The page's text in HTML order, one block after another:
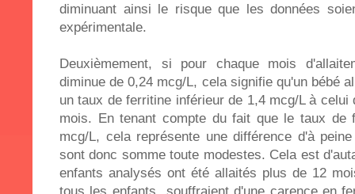
diminuant ainsi le risque que les données
expérimentale.
Deuxièmement, si pour chaque mois
diminue de 0,24 mcg/L, cela signifie qu'un bébé
un taux de ferritine inférieur de 1,4 mcg/L à celui
mois. En tenant compte du fait que le taux de
mcg/L, cela représente une différence d'à
sont donc somme toute modestes. Cela est
enfants analysés ont été allaités plus de 12